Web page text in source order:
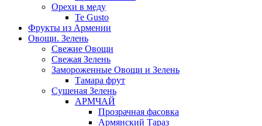
Орехи в меду
Te Gusto
Фрукты из Армении
Овощи. Зелень
Свежие Овощи
Свежая Зелень
Замороженные Овощи и Зелень
Тамара фрут
Сушеная Зелень
АРМЧАЙ
Прозрачная фасовка
Армянский Тараз